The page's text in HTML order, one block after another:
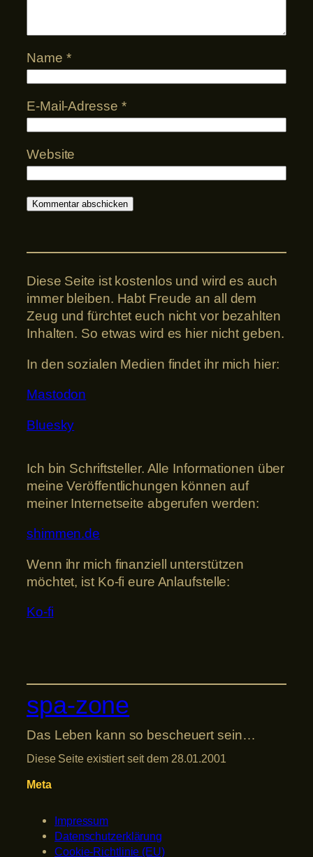
Name *
E-Mail-Adresse *
Website
Diese Seite ist kostenlos und wird es auch
immer bleiben. Habt Freude an all dem
Zeug und fürchtet euch nicht vor bezahlten
Inhalten. So etwas wird es hier nicht geben.
In den sozialen Medien findet ihr mich hier:
Mastodon
Bluesky
Ich bin Schriftsteller. Alle Informationen über
meine Veröffentlichungen können auf
meiner Internetseite abgerufen werden:
shimmen.de
Wenn ihr mich finanziell unterstützen
möchtet, ist Ko-fi eure Anlaufstelle:
Ko-fi
spa-zone
Das Leben kann so bescheuert sein…
Diese Seite existiert seit dem 28.01.2001
Meta
Impressum
Datenschutzerklärung
Cookie-Richtlinie (EU)